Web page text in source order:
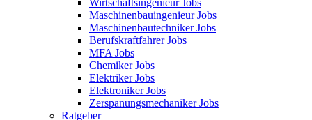
Wirtschaftsingenieur Jobs
Maschinenbauingenieur Jobs
Maschinenbautechniker Jobs
Berufskraftfahrer Jobs
MFA Jobs
Chemiker Jobs
Elektriker Jobs
Elektroniker Jobs
Zerspanungsmechaniker Jobs
Ratgeber